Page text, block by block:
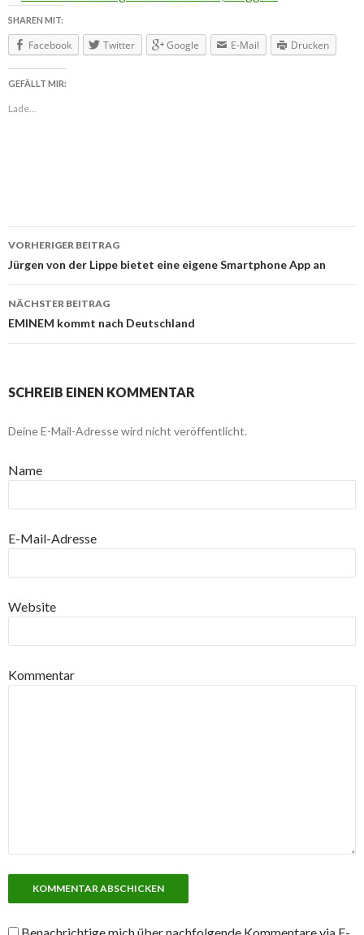
SHAREN MIT:
Facebook Twitter Google E-Mail Drucken
GEFÄLLT MIR:
Lade...
Beitragsnavigation
VORHERIGER BEITRAG
Jürgen von der Lippe bietet eine eigene Smartphone App an
NÄCHSTER BEITRAG
EMINEM kommt nach Deutschland
SCHREIB EINEN KOMMENTAR
Deine E-Mail-Adresse wird nicht veröffentlicht.
Name
E-Mail-Adresse
Website
Kommentar